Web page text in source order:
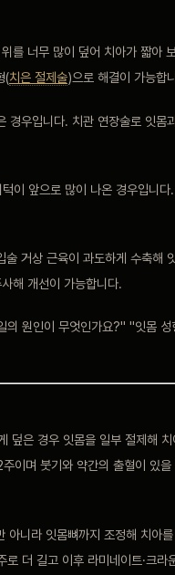
를 너무 많이 덮어 치아가 짧아
(치은 절제술)으로 해결이 가능합
경우입니다. 치관 연장술로 잇몸
이 앞으로 많이 나온 경우입니
술 거상 근육이 과도하게 수축해
해 개선이 가능합니다.
의 원인이 무엇인가요?" "잇몸
덮은 경우 잇몸을 일부 절제해
이며 붓기와 약간의 출혈이 있
아니라 잇몸뼈까지 조정해 치아
더 길고 이후 라미네이트·크라